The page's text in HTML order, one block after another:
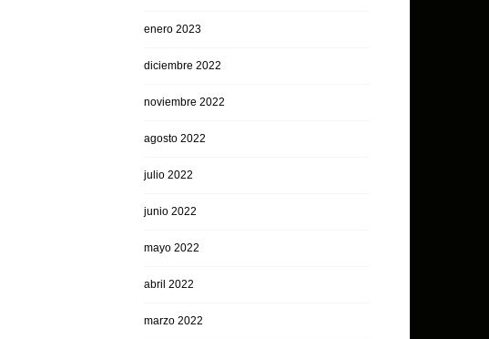
enero 2023
diciembre 2022
noviembre 2022
agosto 2022
julio 2022
junio 2022
mayo 2022
abril 2022
marzo 2022